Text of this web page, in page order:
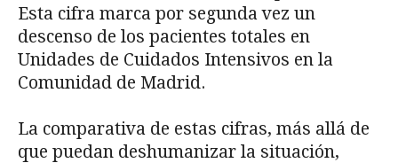
Esta cifra marca por segunda vez un
descenso de los pacientes totales en
Unidades de Cuidados Intensivos en la
Comunidad de Madrid.
La comparativa de estas cifras, más allá de
que puedan deshumanizar la situación,